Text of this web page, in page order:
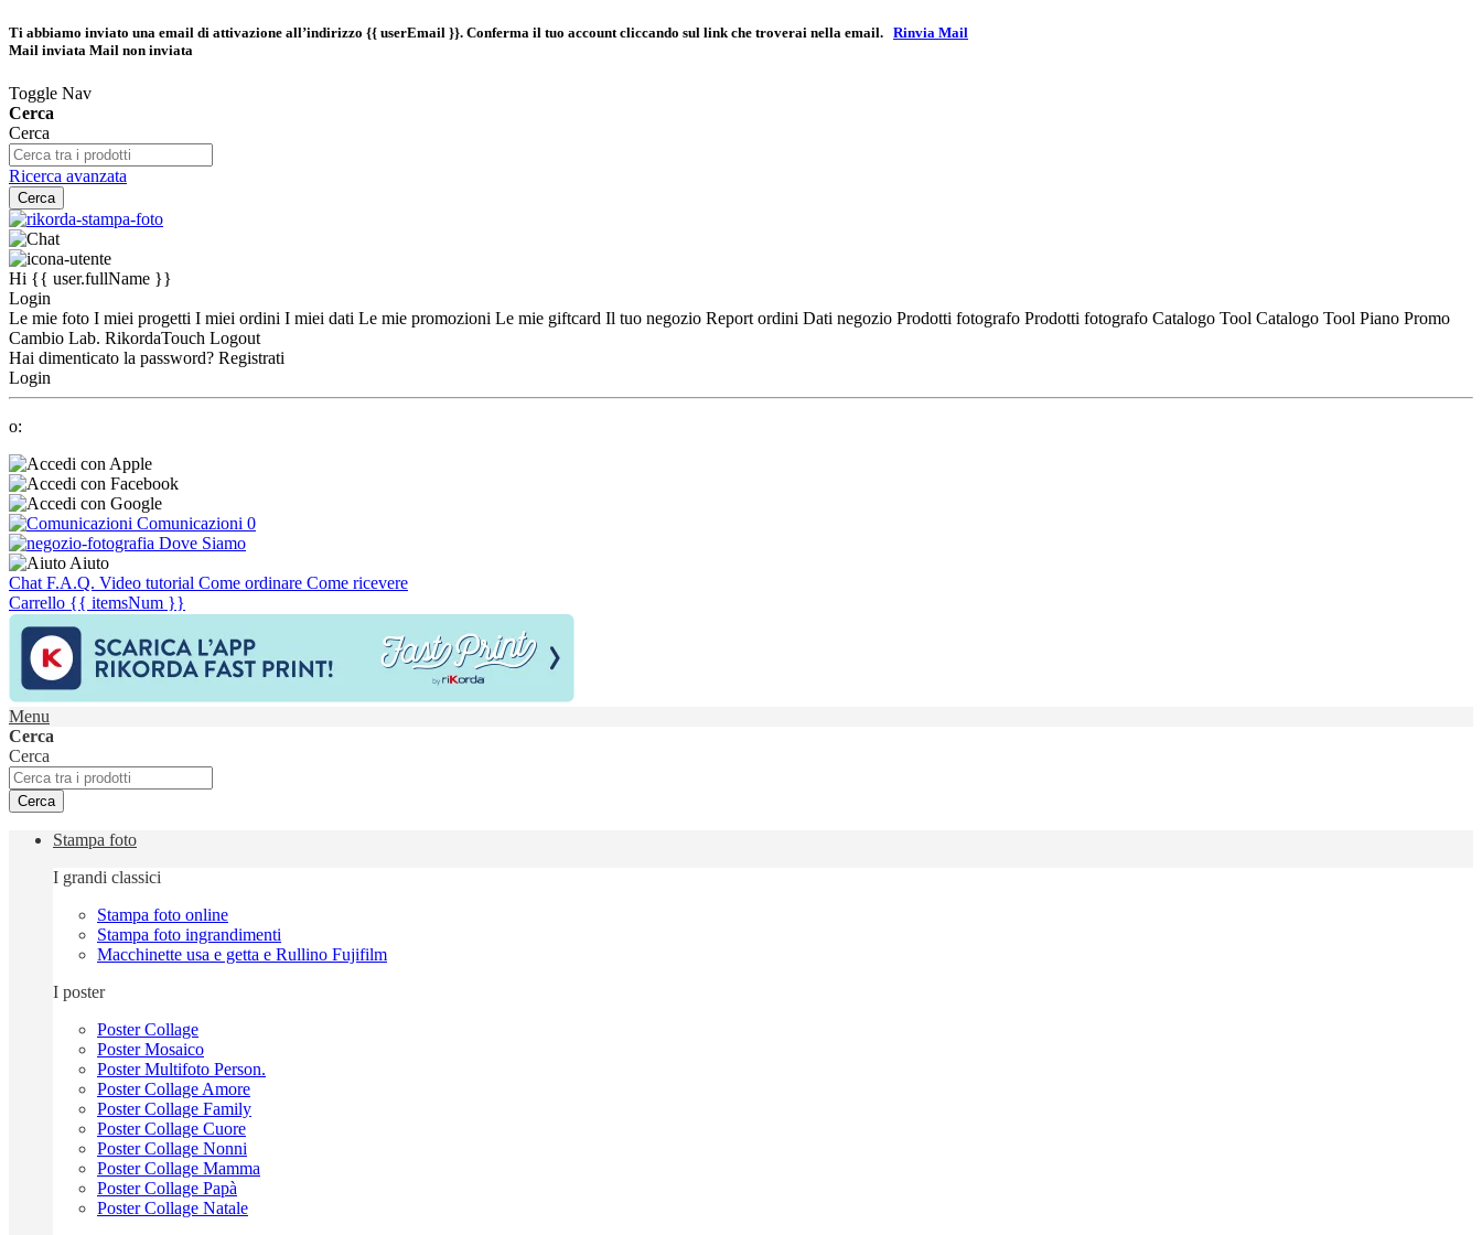
Ti abbiamo inviato una email di attivazione all’indirizzo {{ userEmail }}. Conferma il tuo account cliccando sul link che troverai nella email. Rinvia Mail
Mail inviata Mail non inviata
Toggle Nav
Cerca
Cerca
Ricerca avanzata
Cerca
Hi {{ user.fullName }}
Login
Le mie foto I miei progetti I miei ordini I miei dati Le mie promozioni Le mie giftcard Il tuo negozio Report ordini Dati negozio Prodotti fotografo Prodotti fotografo Catalogo Tool Catalogo Tool Piano Promo
Cambio Lab. RikordaTouch Logout
Hai dimenticato la password? Registrati
Login
o:
Comunicazioni 0
Dove Siamo
Aiuto
Chat F.A.Q. Video tutorial Come ordinare Come ricevere
Carrello {{ itemsNum }}
Menu
Cerca
Cerca
Cerca
Stampa foto
I grandi classici
Stampa foto online
Stampa foto ingrandimenti
Macchinette usa e getta e Rullino Fujifilm
I poster
Poster Collage
Poster Mosaico
Poster Multifoto Person.
Poster Collage Amore
Poster Collage Family
Poster Collage Cuore
Poster Collage Nonni
Poster Collage Mamma
Poster Collage Papà
Poster Collage Natale